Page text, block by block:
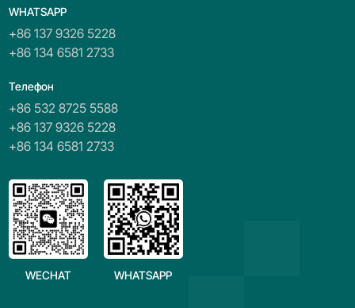
WHATSAPP
+86 137 9326 5228
+86 134 6581 2733
Телефон
+86 532 8725 5588
+86 137 9326 5228
+86 134 6581 2733
WECHAT WHATSAPP